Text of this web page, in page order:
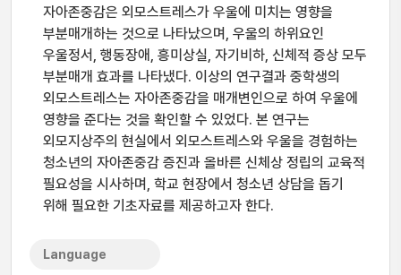
자아존중감은 외모스트레스가 우울에 미치는 영향을
부분매개하는 것으로 나타났으며, 우울의 하위요인
우울정서, 행동장애, 흥미상실, 자기비하, 신체적 증상 모두
부분매개 효과를 나타냈다. 이상의 연구결과 중학생의
외모스트레스는 자아존중감을 매개변인으로 하여 우울에
영향을 준다는 것을 확인할 수 있었다. 본 연구는
외모지상주의 현실에서 외모스트레스와 우울을 경험하는
청소년의 자아존중감 증진과 올바른 신체상 정립의 교육적
필요성을 시사하며, 학교 현장에서 청소년 상담을 돕기
위해 필요한 기초자료를 제공하고자 한다.
Language